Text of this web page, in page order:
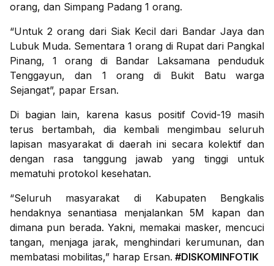
orang, dan Simpang Padang 1 orang.
“Untuk 2 orang dari Siak Kecil dari Bandar Jaya dan
Lubuk Muda. Sementara 1 orang di Rupat dari Pangkal
Pinang, 1 orang di Bandar Laksamana penduduk
Tenggayun, dan 1 orang di Bukit Batu warga
Sejangat”, papar Ersan.
Di bagian lain, karena kasus positif Covid-19 masih
terus bertambah, dia kembali mengimbau seluruh
lapisan masyarakat di daerah ini secara kolektif dan
dengan rasa tanggung jawab yang tinggi untuk
mematuhi protokol kesehatan.
“Seluruh masyarakat di Kabupaten Bengkalis
hendaknya senantiasa menjalankan 5M kapan dan
dimana pun berada. Yakni, memakai masker, mencuci
tangan, menjaga jarak, menghindari kerumunan, dan
membatasi mobilitas,” harap Ersan. #DISKOMINFOTIK